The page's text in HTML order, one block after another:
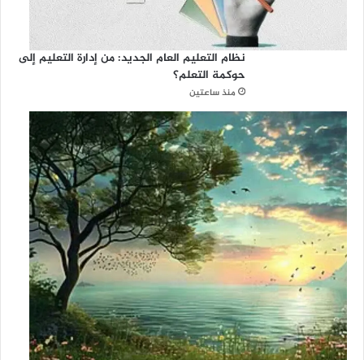
نظام التعليم العام الجديد: من إدارة التعليم إلى
حوكمة التعلم؟
منذ ساعتين